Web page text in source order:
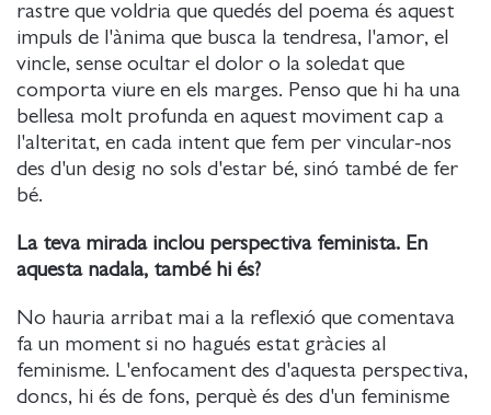
rastre que voldria que quedés del poema és aquest
impuls de l'ànima que busca la tendresa, l'amor, el
vincle, sense ocultar el dolor o la soledat que
comporta viure en els marges. Penso que hi ha una
bellesa molt profunda en aquest moviment cap a
l'alteritat, en cada intent que fem per vincular-nos
des d'un desig no sols d'estar bé, sinó també de fer
bé.
La teva mirada inclou perspectiva feminista. En
aquesta nadala, també hi és?
No hauria arribat mai a la reflexió que comentava
fa un moment si no hagués estat gràcies al
feminisme. L'enfocament des d'aquesta perspectiva,
doncs, hi és de fons, perquè és des d'un feminisme